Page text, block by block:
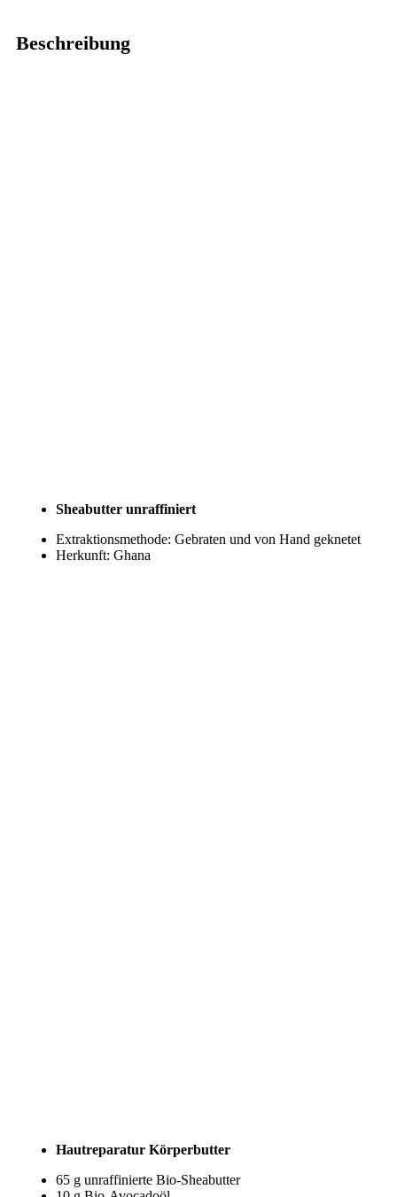
Beschreibung
Sheabutter unraffiniert
Extraktionsmethode: Gebraten und von Hand geknetet
Herkunft: Ghana
Hautreparatur Körperbutter
65 g unraffinierte Bio-Sheabutter